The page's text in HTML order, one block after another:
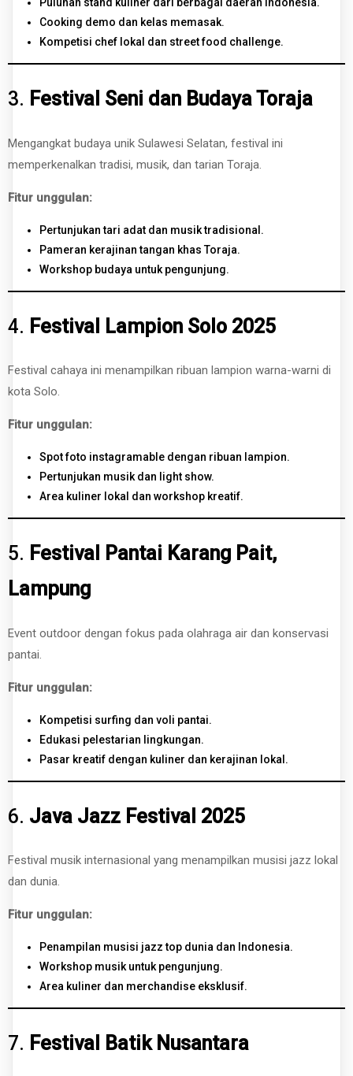
Puluhan stand kuliner dari berbagai daerah Indonesia.
Cooking demo dan kelas memasak.
Kompetisi chef lokal dan street food challenge.
3. Festival Seni dan Budaya Toraja
Mengangkat budaya unik Sulawesi Selatan, festival ini
memperkenalkan tradisi, musik, dan tarian Toraja.
Fitur unggulan:
Pertunjukan tari adat dan musik tradisional.
Pameran kerajinan tangan khas Toraja.
Workshop budaya untuk pengunjung.
4. Festival Lampion Solo 2025
Festival cahaya ini menampilkan ribuan lampion warna-warni di
kota Solo.
Fitur unggulan:
Spot foto instagramable dengan ribuan lampion.
Pertunjukan musik dan light show.
Area kuliner lokal dan workshop kreatif.
5. Festival Pantai Karang Pait,
Lampung
Event outdoor dengan fokus pada olahraga air dan konservasi
pantai.
Fitur unggulan:
Kompetisi surfing dan voli pantai.
Edukasi pelestarian lingkungan.
Pasar kreatif dengan kuliner dan kerajinan lokal.
6. Java Jazz Festival 2025
Festival musik internasional yang menampilkan musisi jazz lokal
dan dunia.
Fitur unggulan:
Penampilan musisi jazz top dunia dan Indonesia.
Workshop musik untuk pengunjung.
Area kuliner dan merchandise eksklusif.
7. Festival Batik Nusantara